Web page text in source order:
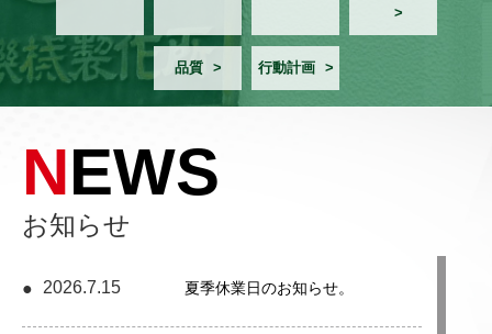
品質 行動計画
NEWS
お知らせ
2026.7.15 夏季休業日のお知らせ。